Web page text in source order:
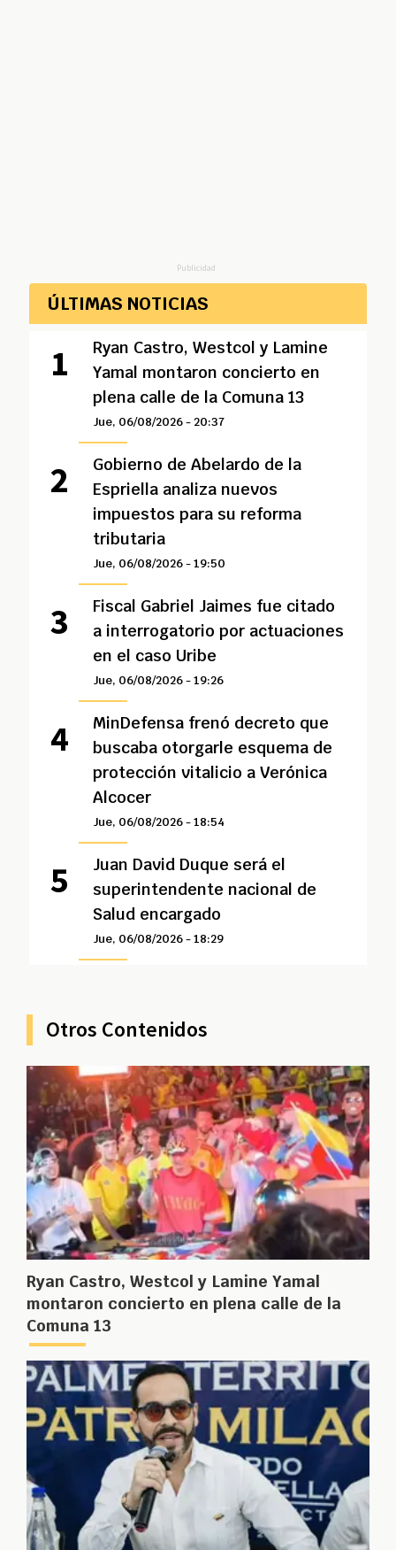
Publicidad
ÚLTIMAS NOTICIAS
Ryan Castro, Westcol y Lamine
Yamal montaron concierto en
plena calle de la Comuna 13
Jue, 06/08/2026 - 20:37
Gobierno de Abelardo de la
Espriella analiza nuevos
impuestos para su reforma
tributaria
Jue, 06/08/2026 - 19:50
Fiscal Gabriel Jaimes fue citado
a interrogatorio por actuaciones
en el caso Uribe
Jue, 06/08/2026 - 19:26
MinDefensa frenó decreto que
buscaba otorgarle esquema de
protección vitalicio a Verónica
Alcocer
Jue, 06/08/2026 - 18:54
Juan David Duque será el
superintendente nacional de
Salud encargado
Jue, 06/08/2026 - 18:29
Otros Contenidos
Ryan Castro, Westcol y Lamine Yamal
montaron concierto en plena calle de la
Comuna 13